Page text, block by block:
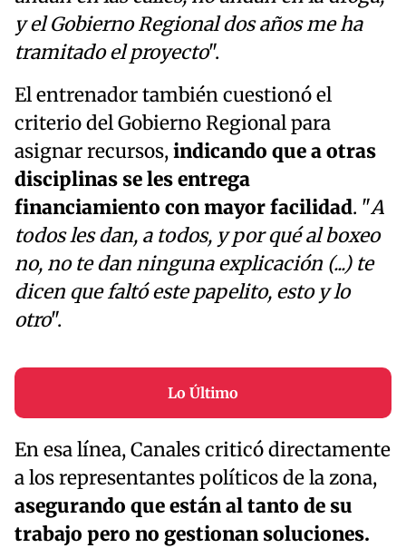
y el Gobierno Regional dos años me ha
tramitado el proyecto".
El entrenador también cuestionó el
criterio del Gobierno Regional para
asignar recursos,indicando que a otras
disciplinas se les entrega
financiamiento con mayor facilidad. "A
todos les dan, a todos, y por qué al boxeo
no, no te dan ninguna explicación (...) te
dicen que faltó este papelito, esto y lo
otro".
Lo Último
En esa línea, Canales criticó directamente
a los representantes políticos de la zona,
asegurando que están al tanto de su
trabajo pero no gestionan soluciones.